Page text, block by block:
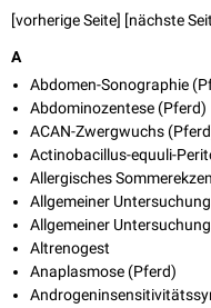
[vorherige Seite] [nächste
A
Abdomen-Sonographie
Abdominozentese (Pferd)
ACAN-Zwergwuchs
Actinobacillus-equuli-
Allergisches
Allgemeiner
Allgemeiner
Altrenogest
Anaplasmose (Pferd)